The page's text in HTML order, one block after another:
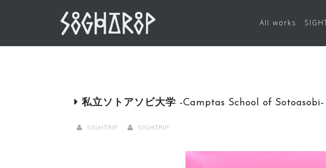
All works
私立ソトアソビ大学 -Camptas School of Sotoasobi-
SIGHTRIP SIGHTRIP